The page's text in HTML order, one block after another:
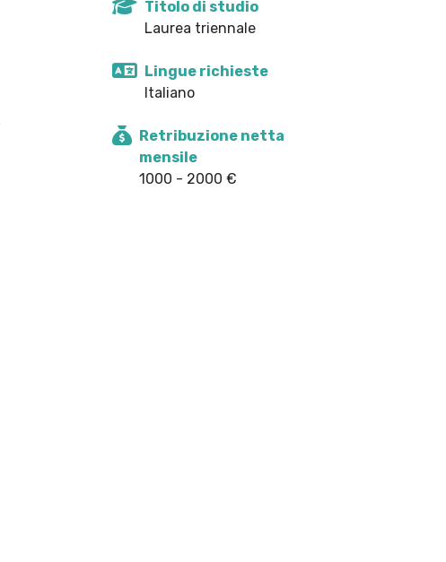
Titolo di studio
Laurea triennale
Lingue richieste
Italiano
Retribuzione netta
mensile
1000 - 2000 €